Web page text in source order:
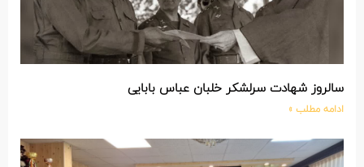
سالروز شهادت سرلشکر خلبان عباس بابایی
ادامه مطلب »